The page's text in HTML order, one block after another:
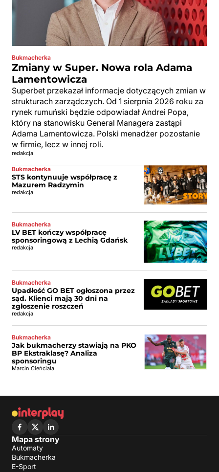
Bukmacherka
Zmiany w Super. Nowa rola Adama
Lamentowicza
Superbet przekazał informacje dotyczących zmian w
strukturach zarządczych. Od 1 sierpnia 2026 roku za
rynek rumuński będzie odpowiadał Andrei Popa,
który na stanowisku General Managera zastąpi
Adama Lamentowicza. Polski menadżer pozostanie
w firmie, lecz w innej roli.
redakcja
Bukmacherka
STS kontynuuje współpracę z
Mazurem Radzymin
redakcja
Bukmacherka
LV BET kończy współpracę
sponsoringową z Lechią Gdańsk
redakcja
Bukmacherka
Upadłość GO BET ogłoszona przez
sąd. Klienci mają 30 dni na
zgłoszenie roszczeń
redakcja
Bukmacherka
Jak bukmacherzy stawiają na PKO
BP Ekstraklasę? Analiza
sponsoringu
Marcin Cieńciała
Mapa strony
Automaty
Bukmacherka
E-Sport